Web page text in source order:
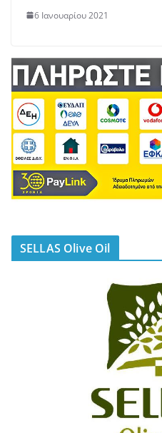
6 Ιανουαρίου 2021
SELLAS Olive Oil